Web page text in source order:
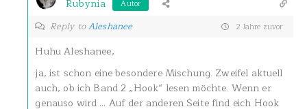
Rubynia Autor
Reply toAleshanee 2 Jahre zuvor
Huhu Aleshanee,
ja, ist schon eine besondere Mischung. Zweifel aktuell
auch, ob ich Band 2 „Hook“ lesen möchte. Wenn er
genauso wird … Auf der anderen Seite find eich Hook